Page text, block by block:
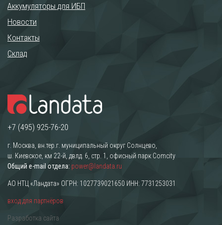
Аккумуляторы для ИБП
Новости
Контакты
Склад
+7 (495) 925-76-20
г. Москва, вн.тер.г. муниципальный округ Солнцево,
ш. Киевское, км 22-й, двлд. 6, стр. 1, офисный парк Comcity
Общий e-mail отдела: power@landata.ru
АО НТЦ «Ландата» ОГРН: 1027739021650 ИНН: 7731253031
вход для партнёров
Разработка сайта